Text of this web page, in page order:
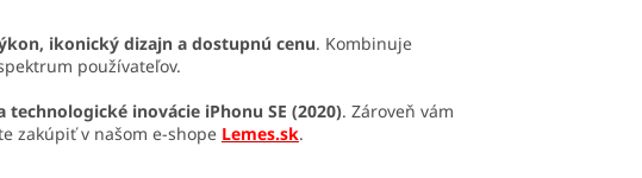
ikonický dizajn a dostupnú cenu. Kombinuje
používateľov.
inovácie iPhonu SE (2020). Zároveň vám
zakúpiť v našom e-shope Lemes.sk.